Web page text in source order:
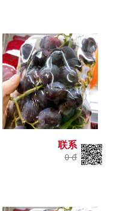
联系
0 đ